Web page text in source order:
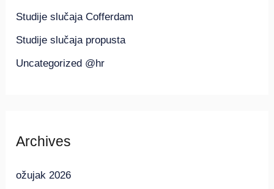
Studije slučaja Cofferdam
Studije slučaja propusta
Uncategorized @hr
Archives
ožujak 2026